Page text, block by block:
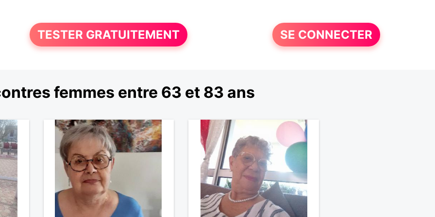
TESTER GRATUITEMENT SE CONNECTER
femmes entre 63 et 83 ans